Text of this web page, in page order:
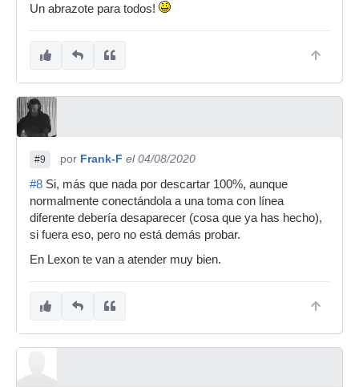
Un abrazote para todos!
#9 por Frank-F el 04/08/2020
#8 Si, más que nada por descartar 100%, aunque
normalmente conectándola a una toma con línea
diferente debería desaparecer (cosa que ya has hecho),
si fuera eso, pero no está demás probar.
En Lexon te van a atender muy bien.